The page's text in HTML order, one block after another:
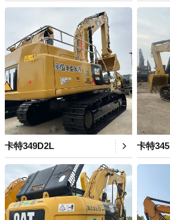
卡特349D2L 卡特345